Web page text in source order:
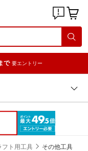
で 要エントリー
フト用工具 その他工具